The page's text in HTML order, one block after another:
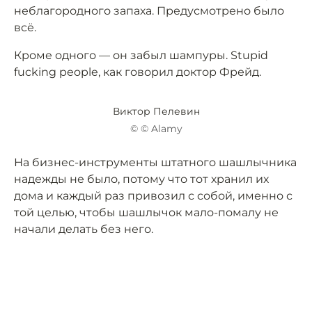
неблагородного запаха. Предусмотрено было
всё.
Кроме одного — он забыл шампуры. Stupid
fucking people, как говорил доктор Фрейд.
Виктор Пелевин
© © Alamy
На бизнес-инструменты штатного шашлычника
надежды не было, потому что тот хранил их
дома и каждый раз привозил с собой, именно с
той целью, чтобы шашлычок мало-помалу не
начали делать без него.